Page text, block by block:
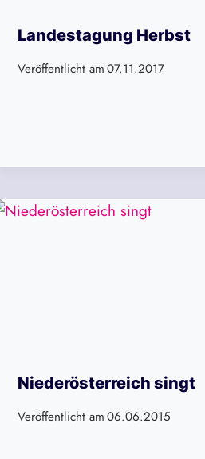
Landestagung Herbst
Veröffentlicht am07.11.2017
Niederösterreich singt
Veröffentlicht am06.06.2015